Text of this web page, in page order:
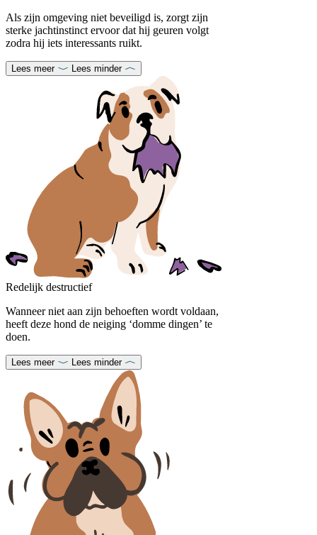
Als zijn omgeving niet beveiligd is, zorgt zijn
sterke jachtinstinct ervoor dat hij geuren volgt
zodra hij iets interessants ruikt.
Lees meer Lees minder
Redelijk destructief
Wanneer niet aan zijn behoeften wordt voldaan,
heeft deze hond de neiging ‘domme dingen’ te
doen.
Lees meer Lees minder